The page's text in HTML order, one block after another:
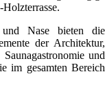
Nase bieten die
der Architektur,
und
im gesamten Bereich